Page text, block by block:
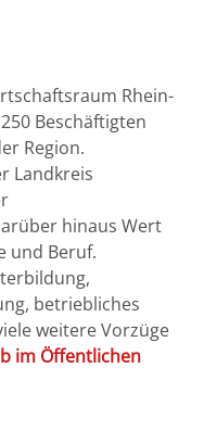
Rhein-
Beschäftigten
Region.
Landkreis
hinaus Wert
und Beruf.
betriebliches
weitere Vorzüge
im Öffentlichen